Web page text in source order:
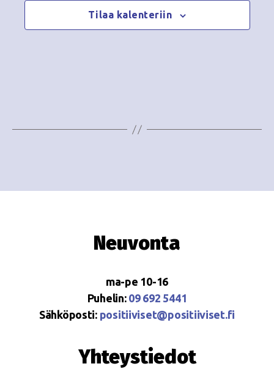
Tilaa kalenteriin
Neuvonta
ma-pe 10-16
Puhelin: 09 692 5441
Sähköposti: positiiviset@positiiviset.fi
Yhteystiedot